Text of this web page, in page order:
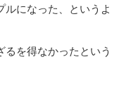
になった、というよ
を得なかったという